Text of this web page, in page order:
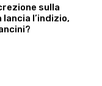
sulla
lancia l’indizio,